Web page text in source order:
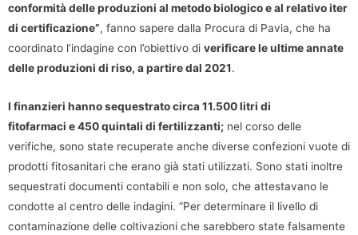
conformità delle produzioni al metodo biologico e al relativo iter
di certificazione”, fanno sapere dalla Procura di Pavia, che ha
coordinato l’indagine con l’obiettivo di verificare le ultime annate
delle produzioni di riso, a partire dal 2021.
I finanzieri hanno sequestrato circa 11.500 litri di
fitofarmaci e 450 quintali di fertilizzanti; nel corso delle
verifiche, sono state recuperate anche diverse confezioni vuote di
prodotti fitosanitari che erano già stati utilizzati. Sono stati inoltre
sequestrati documenti contabili e non solo, che attestavano le
condotte al centro delle indagini. “Per determinare il livello di
contaminazione delle coltivazioni che sarebbero state falsamente